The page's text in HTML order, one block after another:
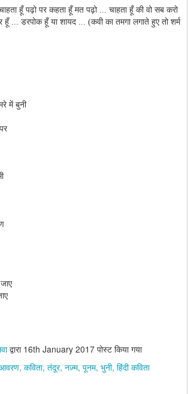
हूँ पढ़ो पर कहता हूँ मत पढ़ो ... चाहता हूँ की वो सब करो
... डरपोक हूँ या शायद ... (कवी का तमगा लगाते हुए तो शर्म
में बुनी
द्वारा 16th January 2017पोस्ट किया गया
कविता तंदूर नज़्म पूनम भुनी हिंदी कविता